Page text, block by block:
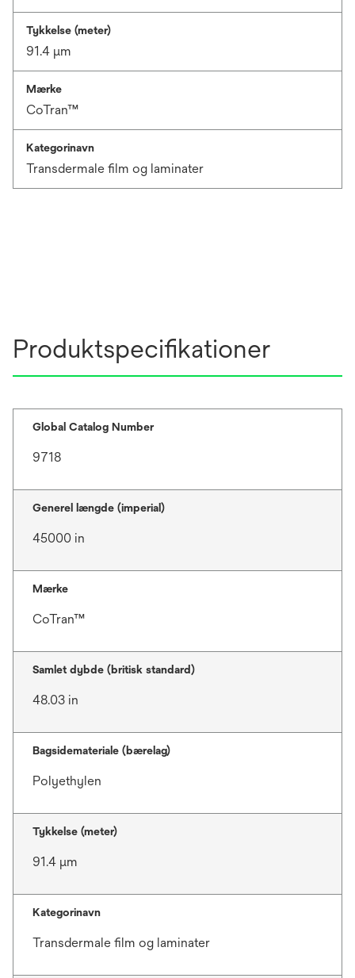
Tykkelse (meter)
91.4 μm
Mærke
CoTran™
Kategorinavn
Transdermale film og laminater
Produktspecifikationer
Global Catalog Number
9718
Generel længde (imperial)
45000 in
Mærke
CoTran™
Samlet dybde (britisk standard)
48.03 in
Bagsidemateriale (bærelag)
Polyethylen
Tykkelse (meter)
91.4 μm
Kategorinavn
Transdermale film og laminater